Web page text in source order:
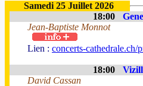
Samedi 25 Juillet 2026
18:00
Jean-Baptiste Monnot
Lien : concerts-cathedrale.ch/
18:00
David Cassan